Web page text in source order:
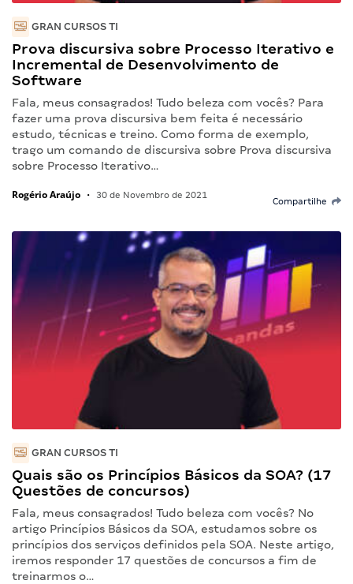
GRAN CURSOS TI
Prova discursiva sobre Processo Iterativo e
Incremental de Desenvolvimento de
Software
Fala, meus consagrados! Tudo beleza com vocês? Para
fazer uma prova discursiva bem feita é necessário
estudo, técnicas e treino. Como forma de exemplo,
trago um comando de discursiva sobre Prova discursiva
sobre Processo Iterativo…
Rogério Araújo • 30 de Novembro de 2021
Compartilhe
GRAN CURSOS TI
Quais são os Princípios Básicos da SOA? (17
Questões de concursos)
Fala, meus consagrados! Tudo beleza com vocês? No
artigo Princípios Básicos da SOA, estudamos sobre os
princípios dos serviços definidos pela SOA. Neste artigo,
iremos responder 17 questões de concursos a fim de
treinarmos o…